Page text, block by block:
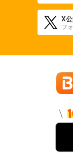
X
フ